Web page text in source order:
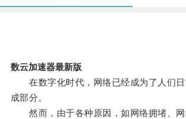
数云加速器最新版
在数字化时代，网络已经成为了人们日
成部分。
然而，由于各种原因，如网络拥堵、网